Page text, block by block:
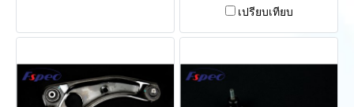
เปรียบเทียบ